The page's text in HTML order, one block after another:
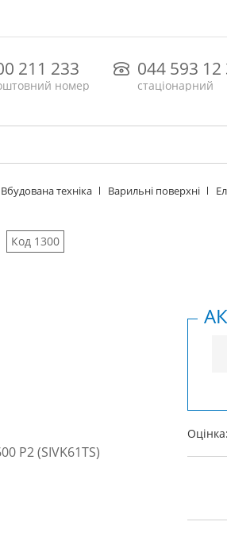
211 233
номер
044 593 12
стаціонарний
Вбудована техніка Варильні поверхні
Код 1300
Оцінка: